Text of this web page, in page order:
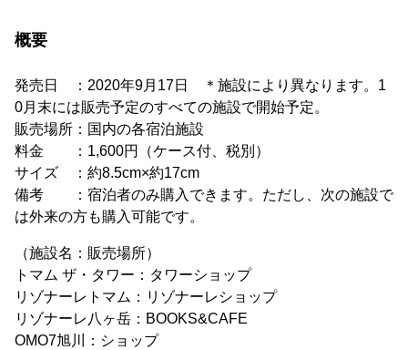
概要
発売日 ：2020年9月17日 ＊施設により異なります。1
0月末には販売予定のすべての施設で開始予定。
販売場所：国内の各宿泊施設
料金 ：1,600円（ケース付、税別）
サイズ ：約8.5cm×約17cm
備考 ：宿泊者のみ購入できます。ただし、次の施設で
は外来の方も購入可能です。
（施設名：販売場所）
トマム ザ・タワー：タワーショップ
リゾナーレトマム：リゾナーレショップ
リゾナーレ八ヶ岳：BOOKS&CAFE
OMO7旭川：ショップ